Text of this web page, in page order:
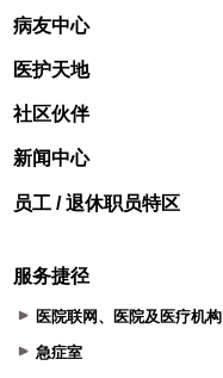
病友中心
医护天地
社区伙伴
新闻中心
员工 / 退休职员特区
服务捷径
医院联网、医院及医疗机构
急症室